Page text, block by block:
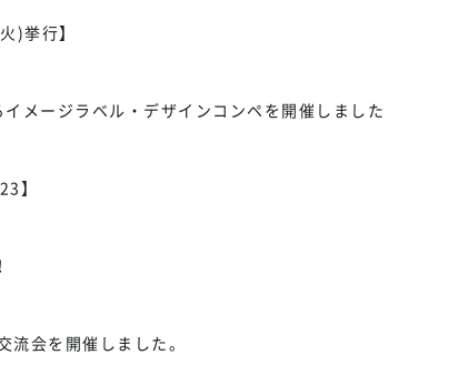
)挙行】
メージラベル・デザインコンペを開催しました
】
会を開催しました。